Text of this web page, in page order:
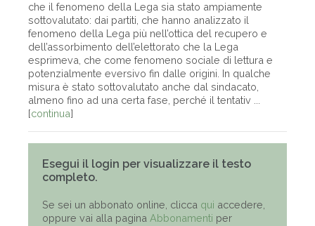
che il fenomeno della Lega sia stato ampiamente
sottovalutato: dai partiti, che hanno analizzato il
fenomeno della Lega più nell’ottica del recupero e
dell’assorbimento dell’elettorato che la Lega
esprimeva, che come fenomeno sociale di lettura e
potenzialmente eversivo fin dalle origini. In qualche
misura è stato sottovalutato anche dal sindacato,
almeno fino ad una certa fase, perché il tentativ ...
[continua]
Esegui il login per visualizzare il testo
completo.
Se sei un abbonato online, clicca qui accedere,
oppure vai alla pagina Abbonamenti per